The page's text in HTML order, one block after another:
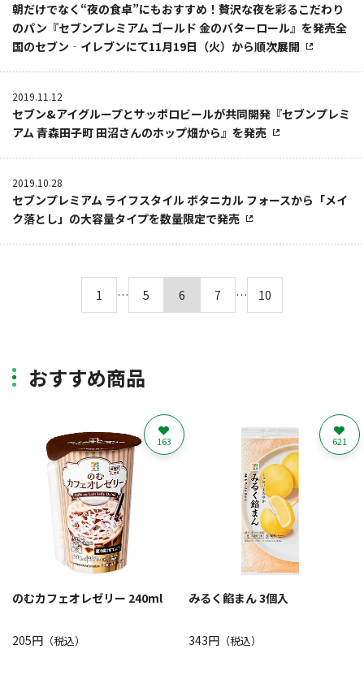
朝だけでなく“夜の食卓”にもおすすめ！贅沢な夜を彩るこだわり
のパン『セブンプレミアム ゴールド 金のバターロール』を発売全
国のセブン‐イレブンにて11月19日（火）から順次展開
2019.11.12
セブン&アイグループとサッポロビールが共同開発『セブンプレミ
アム 青森田子町 田沼さんのホップ畑から』を発売
2019.10.28
セブンプレミアム ライフスタイル ボタニカル フォースから「メイ
ク落とし」の大容量タイプを数量限定で発売
1 … 5 6 7 … 10
おすすめ商品
のむカフェオレゼリー 240ml
205円 （税込）
163
みるく餡まん 3個入
343円（税込）
621